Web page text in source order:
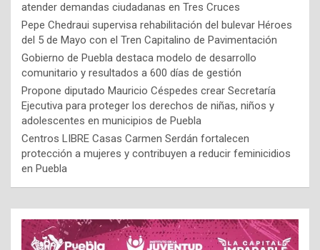
atender demandas ciudadanas en Tres Cruces
Pepe Chedraui supervisa rehabilitación del bulevar Héroes
del 5 de Mayo con el Tren Capitalino de Pavimentación
Gobierno de Puebla destaca modelo de desarrollo
comunitario y resultados a 600 días de gestión
Propone diputado Mauricio Céspedes crear Secretaría
Ejecutiva para proteger los derechos de niñas, niños y
adolescentes en municipios de Puebla
Centros LIBRE Casas Carmen Serdán fortalecen
protección a mujeres y contribuyen a reducir feminicidios
en Puebla